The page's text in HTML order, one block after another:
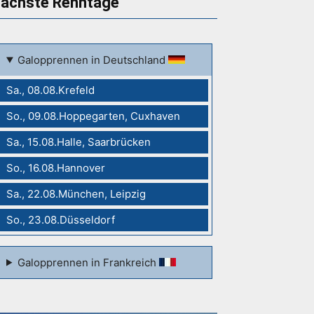
Galopprennen in Deutschland
Sa., 08.08.Krefeld
So., 09.08.Hoppegarten, Cuxhaven
Sa., 15.08.Halle, Saarbrücken
So., 16.08.Hannover
Sa., 22.08.München, Leipzig
So., 23.08.Düsseldorf
Galopprennen in Frankreich